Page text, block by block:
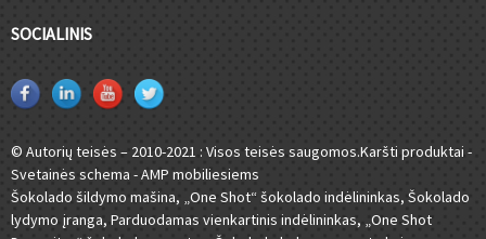
SOCIALINIS
© Autorių teisės – 2010-2021 : Visos teisės saugomos.Karšti produktai -
Svetainės schema -AMP mobiliesiems
Šokolado šildymo mašina, „One Shot“ šokolado indėlininkas, Šokolado
lydymo įranga, Parduodamas vienkartinis indėlininkas, „One Shot